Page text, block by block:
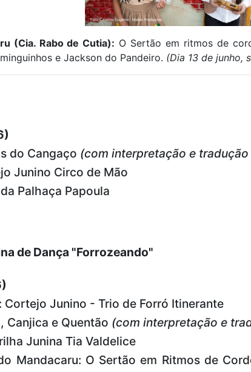
(Cia. Rabo de Cutia): O Sertão em ritmos de
e Jackson do Pandeiro. (Dia 13 de junho,
do Cangaço (com interpretação e tradução
Junino Circo de Mão
Palhaça Papoula
de Dança "Forrozeando"
Cortejo Junino - Trio de Forró Itinerante
Canjica e Quentão (com interpretação e
Junina Tia Valdelice
Mandacaru: O Sertão em Ritmos de